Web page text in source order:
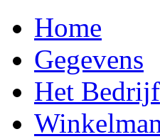
Home
Gegevens
Het Bedrijf